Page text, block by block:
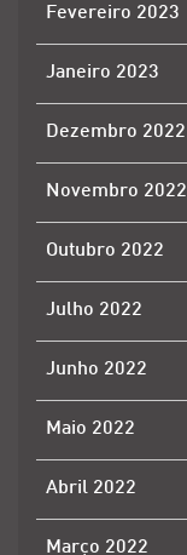
Fevereiro 2023
Janeiro 2023
Dezembro 2022
Novembro 2022
Outubro 2022
Julho 2022
Junho 2022
Maio 2022
Abril 2022
Março 2022